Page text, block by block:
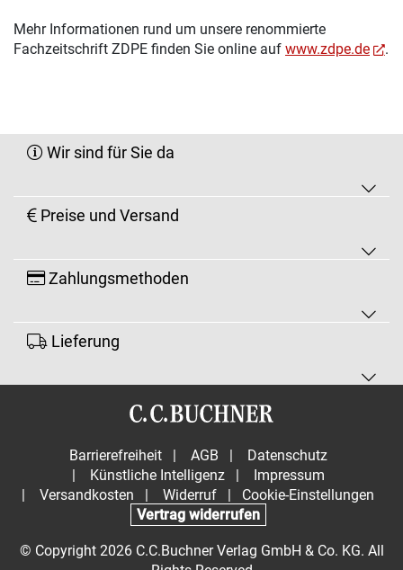
Mehr Informationen rund um unsere renommierte
Fachzeitschrift ZDPE finden Sie online auf www.zdpe.de .
Wir sind für Sie da
Preise und Versand
Zahlungsmethoden
Lieferung
Barrierefreiheit AGB
Datenschutz
Künstliche Intelligenz
Impressum
Versandkosten Widerruf
Cookie-Einstellungen
Vertrag widerrufen
© Copyright 2026 C.C.Buchner Verlag GmbH & Co. KG. All